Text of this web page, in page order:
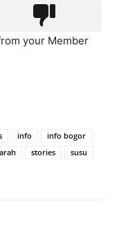
your Member
info
info bogor
stories
susu